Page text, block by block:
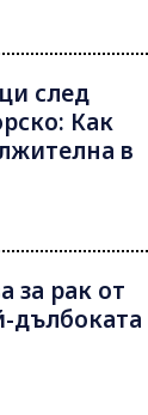
след
Как
в
за рак от
дълбоката